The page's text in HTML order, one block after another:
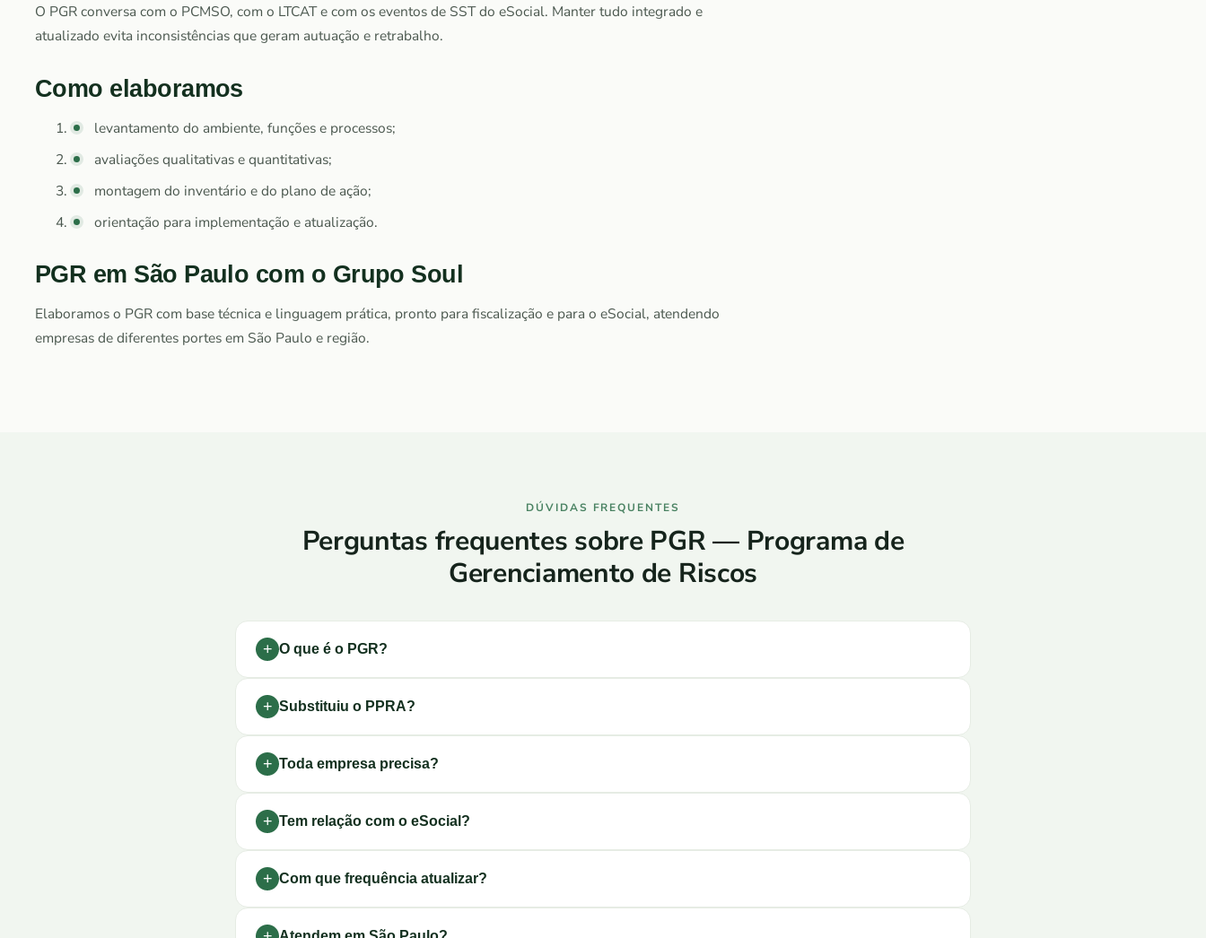
O PGR conversa com o PCMSO, com o LTCAT e com os eventos de SST do eSocial. Manter tudo integrado e
atualizado evita inconsistências que geram autuação e retrabalho.
Como elaboramos
levantamento do ambiente, funções e processos;
avaliações qualitativas e quantitativas;
montagem do inventário e do plano de ação;
orientação para implementação e atualização.
PGR em São Paulo com o Grupo Soul
Elaboramos o PGR com base técnica e linguagem prática, pronto para fiscalização e para o eSocial, atendendo
empresas de diferentes portes em São Paulo e região.
DÚVIDAS FREQUENTES
Perguntas frequentes sobre PGR — Programa de
Gerenciamento de Riscos
O que é o PGR?
Substituiu o PPRA?
Toda empresa precisa?
Tem relação com o eSocial?
Com que frequência atualizar?